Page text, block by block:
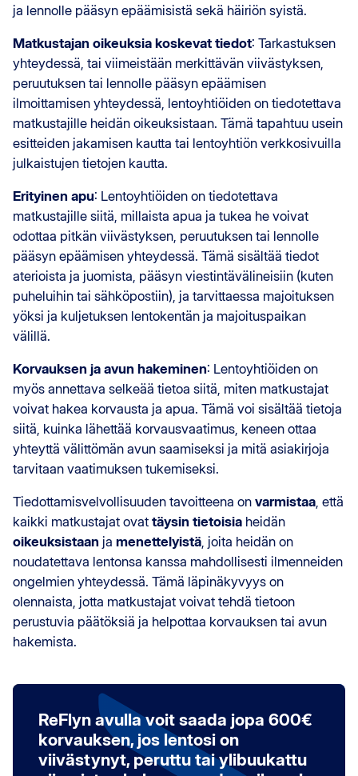
ja lennolle pääsyn epäämisistä sekä häiriön syistä.
Matkustajan oikeuksia koskevat tiedot: Tarkastuksen
yhteydessä, tai viimeistään merkittävän viivästyksen,
peruutuksen tai lennolle pääsyn epäämisen
ilmoittamisen yhteydessä, lentoyhtiöiden on tiedotettava
matkustajille heidän oikeuksistaan. Tämä tapahtuu usein
esitteiden jakamisen kautta tai lentoyhtiön verkkosivuilla
julkaistujen tietojen kautta.
Erityinen apu: Lentoyhtiöiden on tiedotettava
matkustajille siitä, millaista apua ja tukea he voivat
odottaa pitkän viivästyksen, peruutuksen tai lennolle
pääsyn epäämisen yhteydessä. Tämä sisältää tiedot
aterioista ja juomista, pääsyn viestintävälineisiin (kuten
puheluihin tai sähköpostiin), ja tarvittaessa majoituksen
yöksi ja kuljetuksen lentokentän ja majoituspaikan
välillä.
Korvauksen ja avun hakeminen: Lentoyhtiöiden on
myös annettava selkeää tietoa siitä, miten matkustajat
voivat hakea korvausta ja apua. Tämä voi sisältää tietoja
siitä, kuinka lähettää korvausvaatimus, keneen ottaa
yhteyttä välittömän avun saamiseksi ja mitä asiakirjoja
tarvitaan vaatimuksen tukemiseksi.
Tiedottamisvelvollisuuden tavoitteena on varmistaa , että
kaikki matkustajat ovat täysin tietoisia heidän
oikeuksistaan ja menettelyistä , joita heidän on
noudatettava lentonsa kanssa mahdollisesti ilmenneiden
ongelmien yhteydessä. Tämä läpinäkyvyys on
olennaista, jotta matkustajat voivat tehdä tietoon
perustuvia päätöksiä ja helpottaa korvauksen tai avun
hakemista.
ReFlyn avulla voit saada jopa 600€
korvauksen, jos lentosi on
viivästynyt, peruttu tai ylibuukattu